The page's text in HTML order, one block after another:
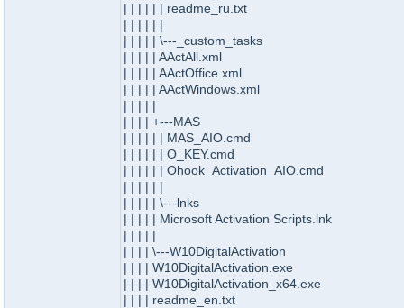
| | | | | | readme_ru.txt
| | | | | |
| | | | | \---_custom_tasks
| | | | | AActAll.xml
| | | | | AActOffice.xml
| | | | | AActWindows.xml
| | | | |
| | | | +---MAS
| | | | | | MAS_AIO.cmd
| | | | | | O_KEY.cmd
| | | | | | Ohook_Activation_AIO.cmd
| | | | | |
| | | | | \---lnks
| | | | | Microsoft Activation Scripts.lnk
| | | | |
| | | | \---W10DigitalActivation
| | | | W10DigitalActivation.exe
| | | | W10DigitalActivation_x64.exe
| | | | readme_en.txt